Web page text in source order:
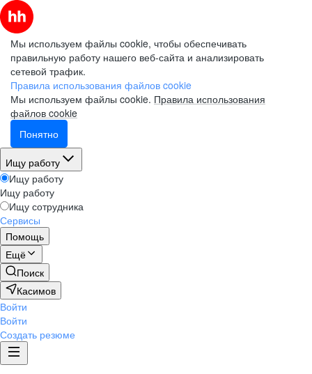
Мы используем файлы cookie, чтобы обеспечивать
правильную работу нашего веб-сайта и анализировать
сетевой трафик.
Правила использования файлов cookie
Мы используем файлы cookie. Правила использования
файлов cookie
Понятно
Ищу работу
Ищу работу
Ищу работу
Ищу сотрудника
Сервисы
Помощь
Ещё
Поиск
Касимов
Войти
Войти
Создать резюме